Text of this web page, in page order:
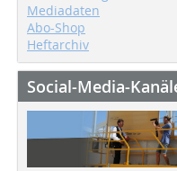
Mediadaten
Abo-Shop
Heftarchiv
Social-Media-